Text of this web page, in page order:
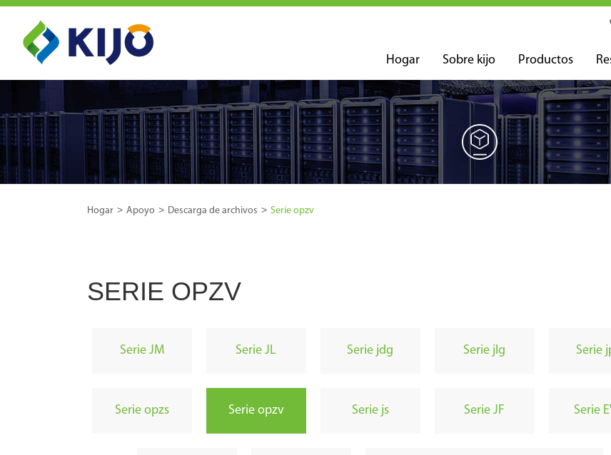
Hogar Sobre kijo Productos
Hogar Apoyo Descarga de archivos Serie opzv
SERIE OPZV
Serie JM Serie JL Serie jdg Serie jlg Serie
Serie opzs Serie opzv Serie js Serie JF Serie